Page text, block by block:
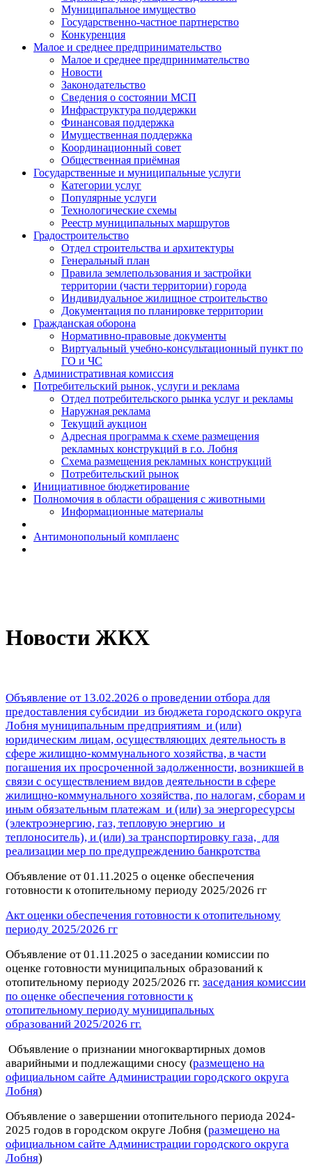
Муниципальное имущество
Государственно-частное партнерство
Конкуренция
Малое и среднее предпринимательство
Малое и среднее предпринимательство
Новости
Законодательство
Сведения о состоянии МСП
Инфраструктура поддержки
Финансовая поддержка
Имущественная поддержка
Координационный совет
Общественная приёмная
Государственные и муниципальные услуги
Категории услуг
Популярные услуги
Технологические схемы
Реестр муниципальных маршрутов
Градостроительство
Отдел строительства и архитектуры
Генеральный план
Правила землепользования и застройки
территории (части территории) города
Индивидуальное жилищное строительство
Документация по планировке территории
Гражданская оборона
Н​ормативно-правовые документы
Виртуальный учебно-консультационный пункт по
ГО и ЧС
Административная комиссия
Потребительский рынок, услуги и реклама
Отдел потребительского рынка услуг и рекламы
Наружная реклама
Текущий аукцион
Адресная программа к схеме размещения
рекламных конструкций в г.о. Лобня
Схема размещения рекламных конструкций
Потребительский рынок
Инициативное бюджетирование
Полномочия в области обращения с животными
Информационные материалы
Антимонопольный комплаенс
Новости ЖКХ
Объявление от 13.02.2026 о проведении отбора для
предоставления субсидии из бюджета городского округа
Лобня муниципальным предприятиям и (или)
юридическим лицам, осуществляющих деятельность в
сфере жилищно-коммунального хозяйства, в части
погашения их просроченной задолженности, возникшей в
связи с осуществлением видов деятельности в сфере
жилищно-коммунального хозяйства, по налогам, сборам и
иным обязательным платежам и (или) за энергоресурсы
(электроэнергию, газ, тепловую энергию и
теплоноситель), и (или) за транспортировку газа, для
реализации мер по предупреждению банкротства
Объявление от 01.11.2025 о оценке обеспечения
готовности к отопительному периоду 2025/2026 гг
Актоценки обеспечения готовности к отопительному
периоду 2025/2026 гг
Объявление от 01.11.2025 о заседании комиссии по
оценке готовности муниципальных образований к
отопительному периоду 2025/2026 гг. заседания комиссии
по оценке обеспечения готовности к
отопительному периоду муниципальных
образований 2025/2026 гг.
Объявление о признании многоквартирных домов
аварийными и подлежащими сносу (размещено на
официальном сайте Администрации городского округа
Лобня)
Объявление о завершении отопительного периода 2024-
2025 годов в городском округе Лобня (размещено на
официальном сайте Администрации городского округа
Лобня)